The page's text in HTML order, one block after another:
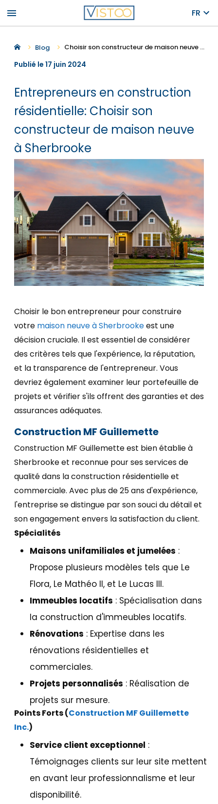
menu FR
Blog Choisir son constructeur de maison neuve à Sherbrooke
Publié le 17 juin 2024
Entrepreneurs en construction
résidentielle: Choisir son
constructeur de maison neuve
à Sherbrooke
Choisir le bon entrepreneur pour construire
votre maison neuve à Sherbrookeest une
décision cruciale. Il est essentiel de considérer
des critères tels que l'expérience, la réputation,
et la transparence de l'entrepreneur. Vous
devriez également examiner leur portefeuille de
projets et vérifier s'ils offrent des garanties et des
assurances adéquates.
Construction MF Guillemette
Construction MF Guillemette est bien établie à
Sherbrooke et reconnue pour ses services de
qualité dans la construction résidentielle et
commerciale. Avec plus de 25 ans d'expérience,
l'entreprise se distingue par son souci du détail et
son engagement envers la satisfaction du client.
Spécialités
Maisons unifamiliales et jumelées :
Propose plusieurs modèles tels que Le
Flora, Le Mathéo II, et Le Lucas III.
Immeubles locatifs : Spécialisation dans
la construction d'immeubles locatifs.
Rénovations : Expertise dans les
rénovations résidentielles et
commerciales.
Projets personnalisés : Réalisation de
projets sur mesure.
Points Forts (Construction MF Guillemette
Inc.)
Service client exceptionnel :
Témoignages clients sur leur site mettent
en avant leur professionnalisme et leur
disponibilité​.